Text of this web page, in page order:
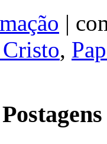
|
Cristo,